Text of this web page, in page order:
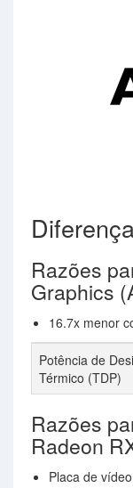
Razões
Graphics
16.7x menor
Potência de
Térmico (TDP)
Razões
Radeon
Placa de